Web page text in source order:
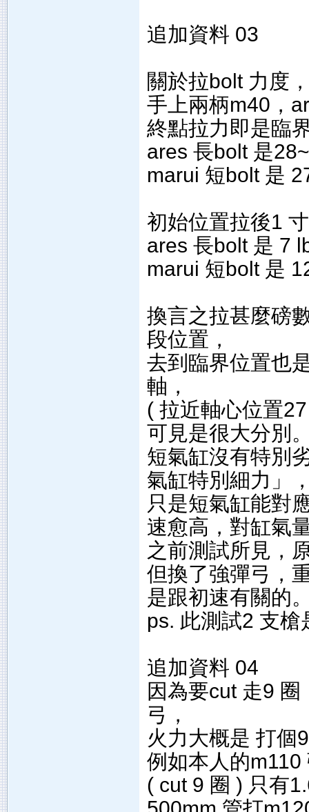
追加資料 03
關於拉bolt 力度
手上兩柄m40，
終點拉力即是臨
ares 長bolt 是
marui 短bolt 是
初始位置拉後1
ares 長bolt 是 7
marui 短bolt 是
換言之拉甚麼磅
段位置，
去到臨界位置也
軸，
( 拉近軸心位置
可見是很大分別
短氣缸沒有特別
氣缸特別細力」
只是短氣缸能對
速愈高，對缸氣
之前測試所見，
但換了強彈弓，
是跟初速有關的
ps. 此測試2 支
追加資料 04
因為要cut 走9
弓，
火力大概是 打個
例如本人的
( cut 9 圈 ) 只有